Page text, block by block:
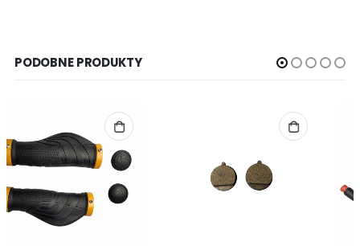
PODOBNE PRODUKTY